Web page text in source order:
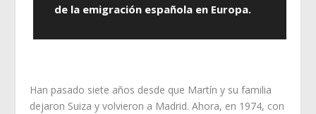
de la emigración española en Europa.
Han pasado siete años desde que Martín y su familia
dejaron Suiza y volvieron a Madrid. Ahora, en 1974, con